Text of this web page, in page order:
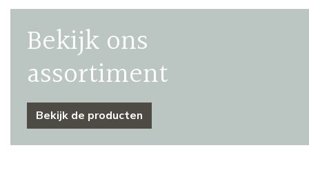
Bekijk ons
assortiment
Bekijk de producten